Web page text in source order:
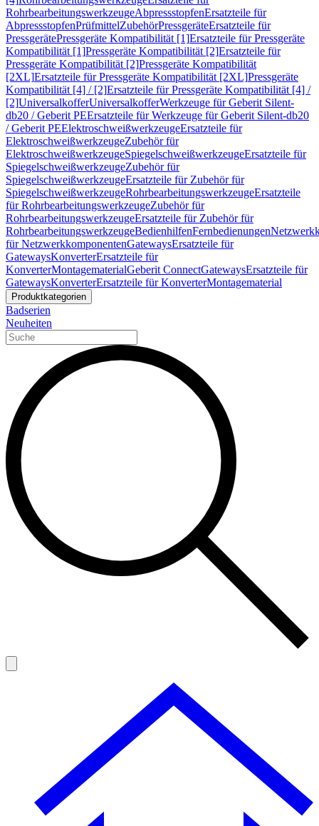
RohrbearbeitungswerkzeugeAbpressstopfenErsatzteile für
AbpressstopfenPrüfmittelZubehörPressgeräteErsatzteile für
PressgerätePressgeräte Kompatibilität [1]Ersatzteile für Pressgeräte
Kompatibilität [1]Pressgeräte Kompatibilität [2]Ersatzteile für
Pressgeräte Kompatibilität [2]Pressgeräte Kompatibilität
[2XL]Ersatzteile für Pressgeräte Kompatibilität [2XL]Pressgeräte
Kompatibilität [4] / [2]Ersatzteile für Pressgeräte Kompatibilität [4] /
[2]UniversalkofferUniversalkofferWerkzeuge für Geberit Silent-
db20 / Geberit PEErsatzteile für Werkzeuge für Geberit Silent-db20
/ Geberit PEElektroschweißwerkzeugeErsatzteile für
ElektroschweißwerkzeugeZubehör für
ElektroschweißwerkzeugeSpiegelschweißwerkzeugeErsatzteile für
SpiegelschweißwerkzeugeZubehör für
SpiegelschweißwerkzeugeErsatzteile für Zubehör für
SpiegelschweißwerkzeugeRohrbearbeitungswerkzeugeErsatzteile
für RohrbearbeitungswerkzeugeZubehör für
RohrbearbeitungswerkzeugeErsatzteile für Zubehör für
RohrbearbeitungswerkzeugeBedienhilfenFernbedienungen
für NetzwerkkomponentenGatewaysErsatzteile für
GatewaysKonverterErsatzteile für
KonverterMontagematerialGeberit ConnectGatewaysErsatzteile für
GatewaysKonverterErsatzteile für KonverterMontagematerial
Produktkategorien
Badserien
Neuheiten